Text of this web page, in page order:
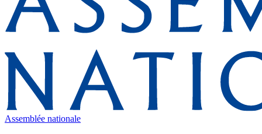
Assemblée nationale